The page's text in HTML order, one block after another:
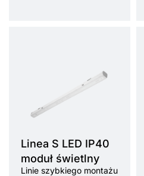
Linea S LED IP40
moduł świetlny
Linie szybkiego montażu